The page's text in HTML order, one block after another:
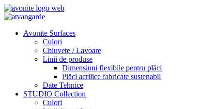
Avonite Surfaces
Culori
Chiuvete / Lavoare
Linii de produse
Dimensiuni flexibile pentru plăci
Plăci acrilice fabricate sustenabil
Date Tehnice
STUDIO Collection
Culori